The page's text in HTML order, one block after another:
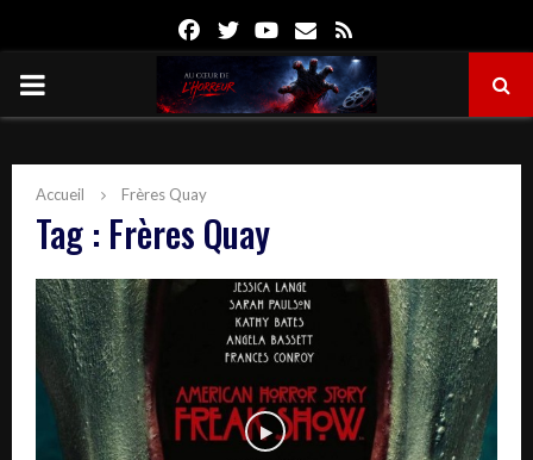
FacebookTwitterYoutube
Email
PRIMARY
Accueil Frères Quay
Tag : Frères Quay